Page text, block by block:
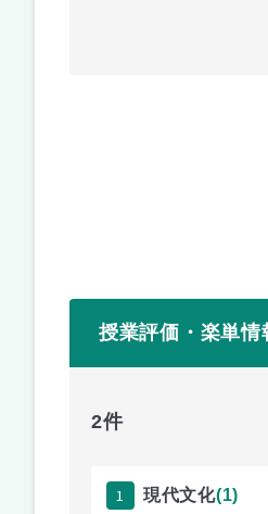
授業評価・楽単情
2件
1 現代文化(1)